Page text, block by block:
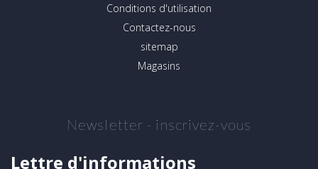
Conditions d'utilisation
Contactez-nous
sitemap
Magasins
Newsletter - inscrivez-vous
Lettre d'informations